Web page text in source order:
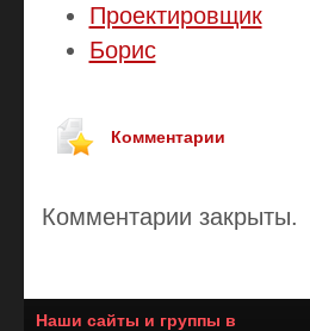
Проектировщик
Борис
Комментарии
Комментарии закрыты.
Наши сайты и группы в